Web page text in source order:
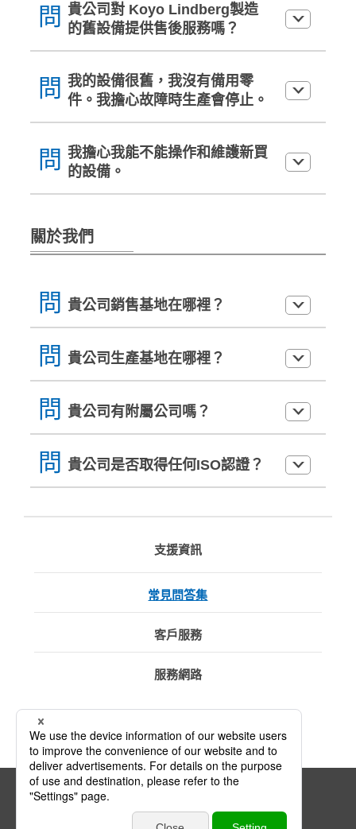
問 貴公司對 Koyo Lindberg製造
的舊設備提供售後服務嗎？
問 我的設備很舊，我沒有備用零
件。我擔心故障時生產會停止。
問 我擔心我能不能操作和維護新買
的設備。
關於我們
問 貴公司銷售基地在哪裡？
問 貴公司生產基地在哪裡？
問 貴公司有附屬公司嗎？
問 貴公司是否取得任何ISO認證？
支援資訊
常見問答集
客戶服務
服務網路
連結政策